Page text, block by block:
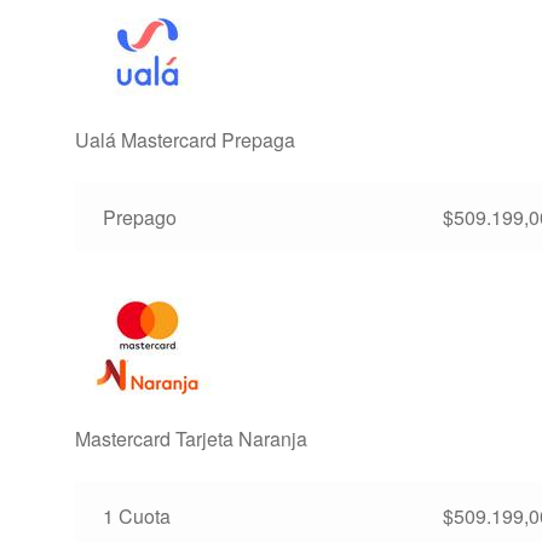
Ualá Mastercard Prepaga
Prepago $
Mastercard Tarjeta Naranja
1 Cuota $